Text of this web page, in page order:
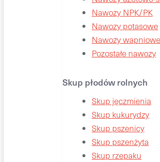
Nawozy NPK/PK
Nawozy potasowe
Nawozy wapniowe
Pozostałe nawozy
Skup płodów rolnych
Skup jęczmienia
Skup kukurydzy
Skup pszenicy
Skup pszenżyta
Skup rzepaku